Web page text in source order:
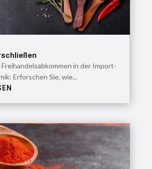
Freihandelsabkommen in der Import-
Erforschen Sie, wie...